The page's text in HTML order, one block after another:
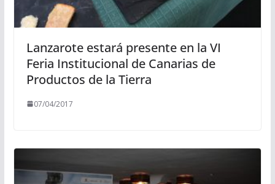
Lanzarote estará presente en la VI
Feria Institucional de Canarias de
Productos de la Tierra
07/04/2017